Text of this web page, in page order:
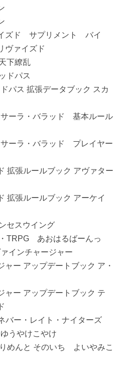
ズド サプリメント バイ
ヴァイズド
下繚乱
ドパス
パス 拡張データブック スカ
ーラ・バラッド 基本ルール
ーラ・バラッド プレイヤー
拡張ルールブック アヴァター
拡張ルールブック アーケイ
セスウイング
TRPG あおはるばーんっ
インチャージャー
ャー アップデートブック ア・
ャー アップデートブック テ
バー・レイト・ナイターズ
うやけこやけ
めんと そのいち よいやみこ